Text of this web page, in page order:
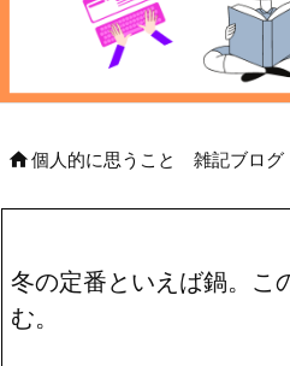
個人的に思うこと 雑記ブログ
冬の定番といえば鍋。こ
む。